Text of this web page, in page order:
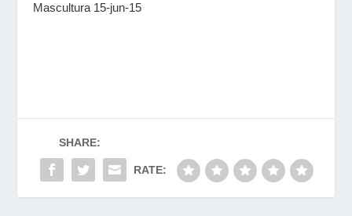
Mascultura 15-jun-15
SHARE:
RATE: